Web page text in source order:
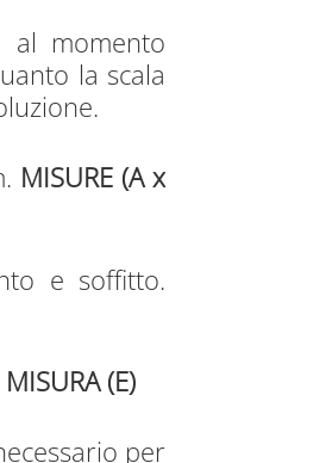
al momento
la scala
MISURE (A x
e soffitto.
MISURA (E)
per